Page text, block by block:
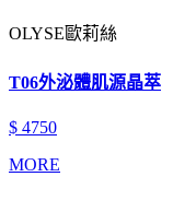
OLYSE歐莉絲
T06外泌體肌源晶萃
$ 4750
MORE